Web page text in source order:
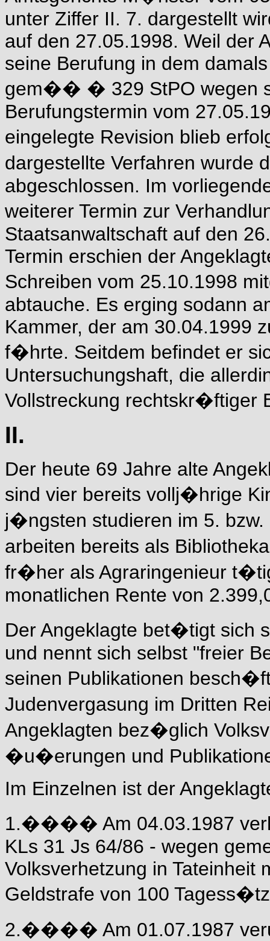
unter Ziffer II. 7. dargestellt
auf den 27.05.1998. Weil der
seine Berufung in dem
gem�� � 329 StPO wegen
Berufungstermin vom
eingelegte Revision blieb
dargestellte Verfahren wurde
abgeschlossen. Im
weiterer Termin zur
Staatsanwaltschaft auf den
Termin erschien der
Schreiben vom 25.10.1998
abtauche. Es erging sodann
Kammer, der am 30.04.1999
f�hrte. Seitdem befindet er
Untersuchungshaft, die
Vollstreckung rechtskr�ftiger
II.
Der heute 69 Jahre alte
sind vier bereits vollj�hrige
j�ngsten studieren im 5.
arbeiten bereits als
fr�her als Agraringenieur
monatlichen Rente von
Der Angeklagte bet�tigt sich
und nennt sich selbst "freier
seinen Publikationen
Judenvergasung im Dritten
Angeklagten bez�glich
�u�erungen und
Im Einzelnen ist der
1.���� Am 04.03.1987
KLs 31 Js 64/86 - wegen
Volksverhetzung in Tateinheit
Geldstrafe von 100
2.���� Am 01.07.1987